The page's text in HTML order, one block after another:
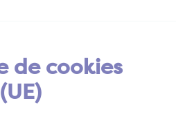
de cookies
(UE)